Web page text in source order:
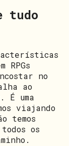
tudo
no
ao
É uma
viajando
temos
os